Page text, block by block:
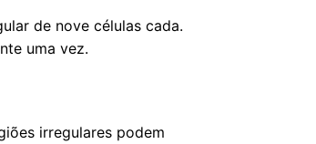
de nove células cada.
uma vez.
irregulares podem